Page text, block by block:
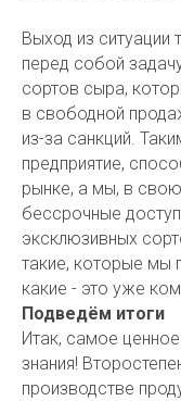
Выход из ситуации
перед собой
сортов сыра,
в свободной
из-за санкций.
предприятие,
рынке, а мы, в
бессрочные
эксклюзивных
такие, которые мы
какие - это уже
Подведём итоги
Итак, самое
знания!
производстве